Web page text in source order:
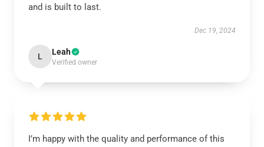
and is built to last.
Dec 19, 2024
L Leah
Verified owner
I’m happy with the quality and performance of this